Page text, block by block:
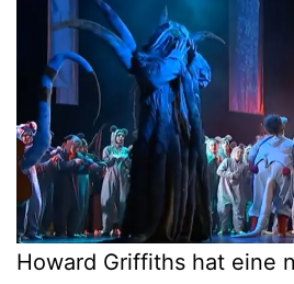
Howard Griffiths hat eine